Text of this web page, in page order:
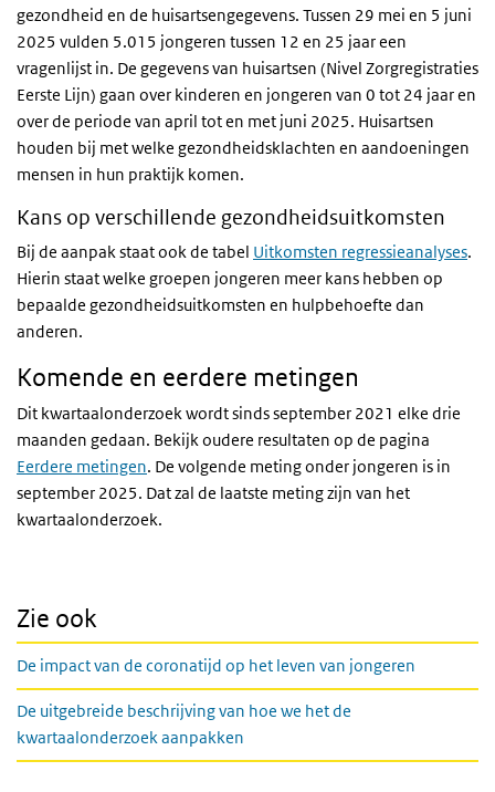
gezondheid en de huisartsengegevens. Tussen 29 mei en 5 juni
2025 vulden 5.015 jongeren tussen 12 en 25 jaar een
vragenlijst in. De gegevens van huisartsen (Nivel Zorgregistraties
Eerste Lijn) gaan over kinderen en jongeren van 0 tot 24 jaar en
over de periode van april tot en met juni 2025. Huisartsen
houden bij met welke gezondheidsklachten en aandoeningen
mensen in hun praktijk komen.
Kans op verschillende gezondheidsuitkomsten
Bij de aanpak staat ook de tabel Uitkomsten regressieanalyses.
Hierin staat welke groepen jongeren meer kans hebben op
bepaalde gezondheidsuitkomsten en hulpbehoefte dan
anderen.
Komende en eerdere metingen
Dit kwartaalonderzoek wordt sinds september 2021 elke drie
maanden gedaan. Bekijk oudere resultaten op de pagina
Eerdere metingen. De volgende meting onder jongeren is in
september 2025. Dat zal de laatste meting zijn van het
kwartaalonderzoek.
Zie ook
De impact van de coronatijd op het leven van jongeren
De uitgebreide beschrijving van hoe we het de
kwartaalonderzoek aanpakken